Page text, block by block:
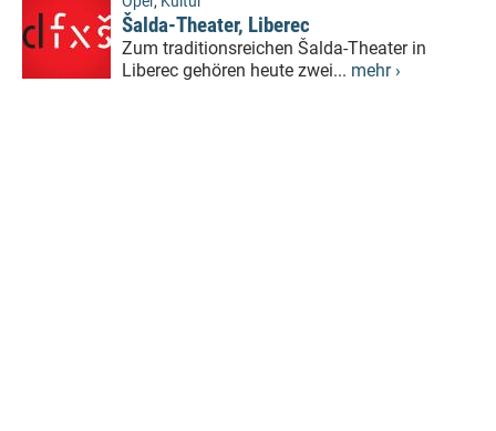
Šalda-Theater, Liberec
Zum traditionsreichen Šalda-Theater in
Liberec gehören heute zwei... mehr ›